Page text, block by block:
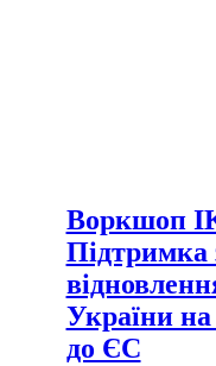
Воркшоп
Підтримка
України
до ЄС